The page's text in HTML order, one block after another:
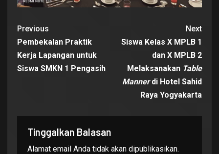
Previous
Pembekalan Praktik
Kerja Lapangan untuk
Siswa SMKN 1 Pengasih
Next
Siswa Kelas X MPLB 1
dan X MPLB 2
Melaksanakan Table
Mannerdi Hotel Sahid
Raya Yogyakarta
Tinggalkan Balasan
Alamat email Anda tidak akan dipublikasikan.